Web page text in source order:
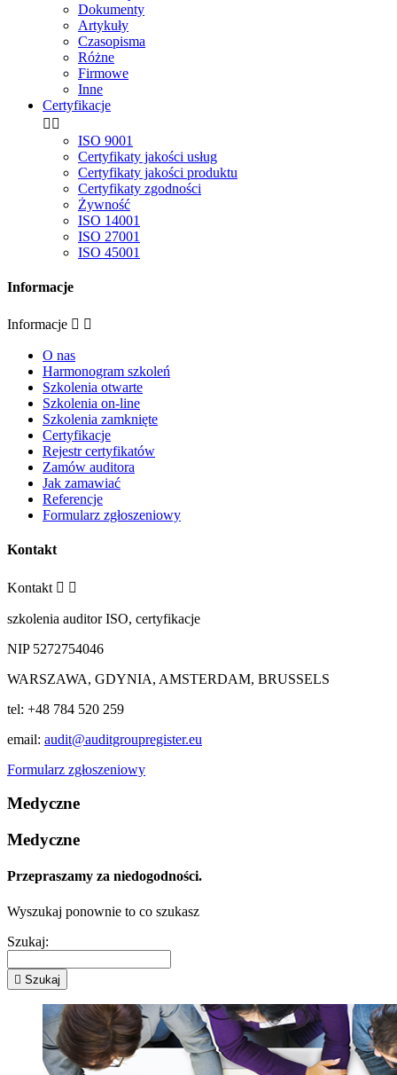
Dokumenty
Artykuły
Czasopisma
Różne
Firmowe
Inne
Certyfikacje
 
ISO 9001
Certyfikaty jakości usług
Certyfikaty jakości produktu
Certyfikaty zgodności
Żywność
ISO 14001
ISO 27001
ISO 45001
Informacje
Informacje  
O nas
Harmonogram szkoleń
Szkolenia otwarte
Szkolenia on-line
Szkolenia zamknięte
Certyfikacje
Rejestr certyfikatów
Zamów auditora
Jak zamawiać
Referencje
Formularz zgłoszeniowy
Kontakt
Kontakt  
szkolenia auditor ISO, certyfikacje
NIP 5272754046
WARSZAWA, GDYNIA, AMSTERDAM, BRUSSELS
tel: +48 784 520 259
email: audit@auditgroupregister.eu
Formularz zgłoszeniowy
Medyczne
Medyczne
Przepraszamy za niedogodności.
Wyszukaj ponownie to co szukasz
Szukaj:
 Szukaj